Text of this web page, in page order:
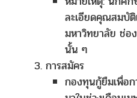
ละเอียดคุณสมบัติ
มหาวิทยาลัย ช่อ
นั้น ๆ
การสมัคร
กองทุนกู้ยืมเพื่อ